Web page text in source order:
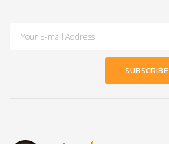
SUBSCRIBE